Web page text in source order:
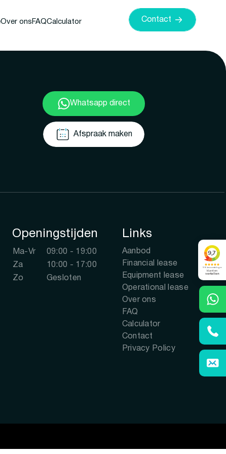
Over ons FAQCalculator Contact
Whatsapp direct
Afspraak maken
Openingstijden
Ma-Vr
09:00 - 19:00
Za
10:00 - 17:00
Zo
Gesloten
Links
Aanbod
Financial lease
Equipment lease
Operational lease
Over ons
FAQ
Calculator
Contact
Privacy Policy